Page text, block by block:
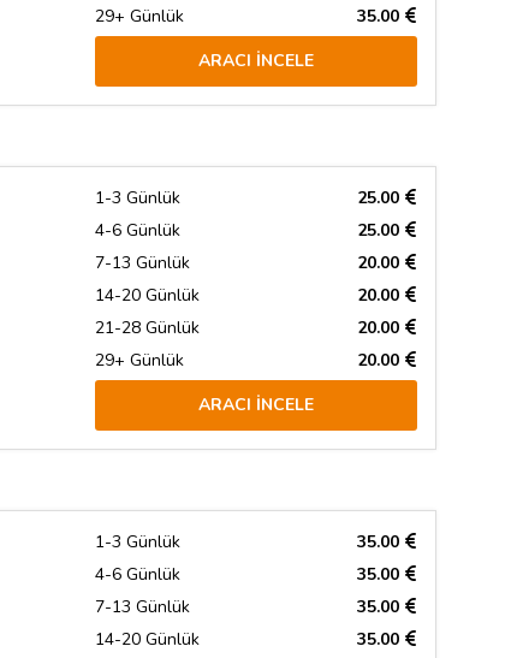
29+ Günlük
35.00
ARACI İNCELE
1-3 Günlük
25.00
4-6 Günlük
25.00
7-13 Günlük
20.00
14-20 Günlük
20.00
21-28 Günlük
20.00
29+ Günlük
20.00
ARACI İNCELE
1-3 Günlük
35.00
4-6 Günlük
35.00
7-13 Günlük
35.00
14-20 Günlük
35.00